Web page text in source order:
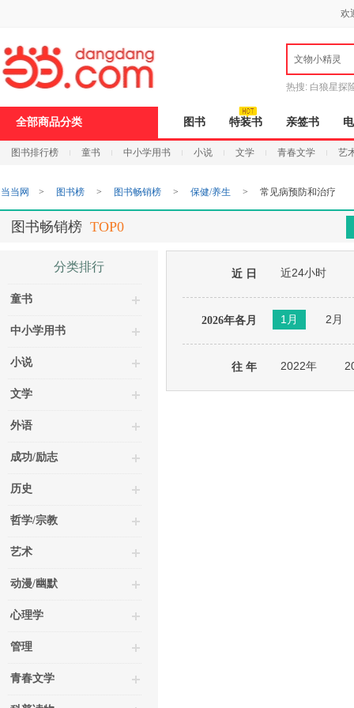
欢
文物小精灵
热搜: 白狼星探
全部商品分类 图书 特装书 亲签书
图书排行榜 童书 中小学用书 小说 文学 青春文学 艺
当当网 > 图书榜 > 图书畅销榜 > 保健/养生 > 常见病预防和治疗
图书畅销榜 TOP0
分类排行
童书
中小学用书
小说
文学
外语
成功/励志
历史
哲学/宗教
艺术
动漫/幽默
心理学
管理
青春文学
近 日 近24小时
2026年各月 1月 2月
往 年 2022年
打
开
无
障
页
加